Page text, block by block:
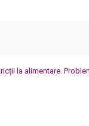
la alimentare.